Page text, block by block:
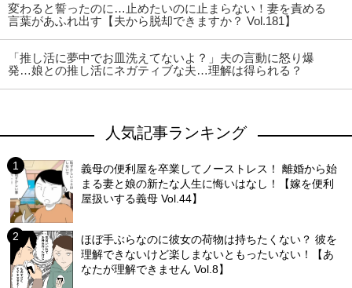
変わると誓ったのに…止めたいのに止まらない！妻を責める
言葉があふれ出す【夫から脱却できますか？ Vol.181】
「推し活に夢中でお皿洗えてないよ？」夫の言動に怒り爆
発…娘との推し活にネガティブな夫…理解は得られる？
人気記事ランキング
義母の便利屋を卒業してノーストレス！ 離婚から始
まる妻と娘の新たな人生に悔いはなし！【嫁を便利
屋扱いする義母 Vol.44】
ほぼ手ぶらなのに彼女の荷物は持ちたくない？ 彼を
理解できないけど楽しまないともったいない！【あ
なたが理解できません Vol.8】